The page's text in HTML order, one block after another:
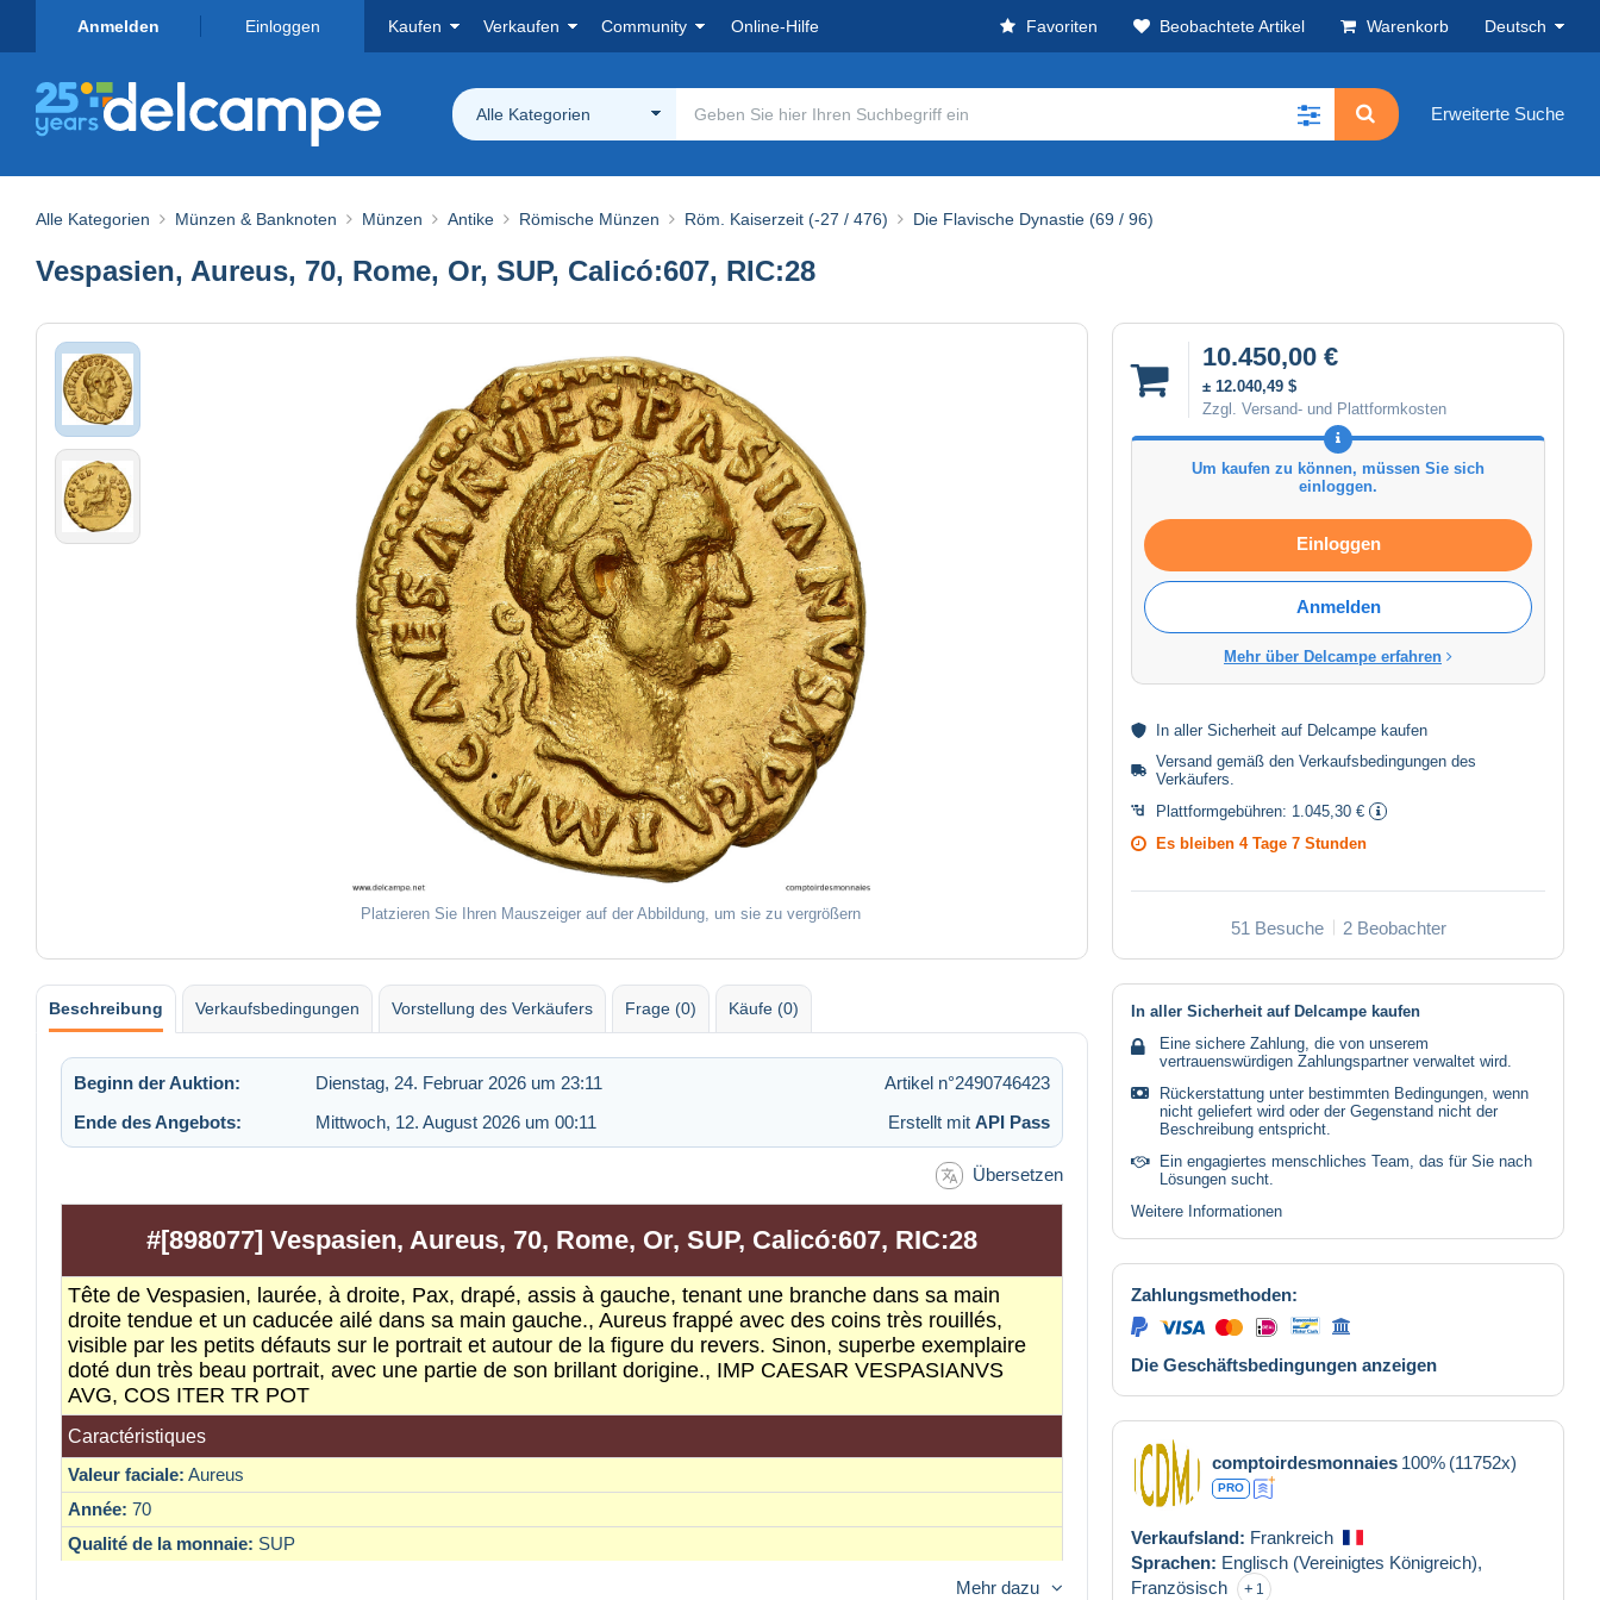
Anmelden Einloggen Kaufen Verkaufen Community Online-Hilfe Favoriten Beobachtete Artikel Warenkorb Deutsch
Alle Kategorien Erweiterte Suche
Alle Kategorien Münzen & Banknoten Münzen Antike Römische Münzen Röm. Kaiserzeit (-27 / 476) Die Flavische Dynastie (69 / 96)
Vespasien, Aureus, 70, Rome, Or, SUP, Calicó:607, RIC:28
Platzieren Sie Ihren Mauszeiger auf der Abbildung, um sie zu vergrößern
10.450,00 €
± 12.040,49 $
Zzgl. Versand- und Plattformkosten
Um kaufen zu können, müssen Sie sich
einloggen.
Einloggen
Anmelden
Mehr über Delcampe erfahren
In aller Sicherheit auf Delcampe kaufen
Versand gemäß den Verkaufsbedingungen des
Verkäufers
Plattformgebühren: 1.045,30 €
Es bleiben 4 Tage 7 Stunden
51 Besuche 2 Beobachter
Beschreibung Verkaufsbedingungen Vorstellung des Verkäufers Frage (0) Käufe (0)
Beginn der Auktion: Dienstag, 24. Februar 2026 um 23:11
Artikel n°2490746423
Ende des Angebots:
Mittwoch, 12. August 2026 um 00:11 Erstellt mit API Pass
Übersetzen
#[898077] Vespasien, Aureus, 70, Rome, Or, SUP, Calicó:607, RIC:28
Tête de Vespasien, laurée, à droite, Pax, drapé, assis à gauche, tenant une branche dans sa main
droite tendue et un caducée ailé dans sa main gauche., Aureus frappé avec des coins très rouillés,
visible par les petits défauts sur le portrait et autour de la figure du revers. Sinon, superbe exemplaire
doté dun très beau portrait, avec une partie de son brillant dorigine., IMP CAESAR VESPASIANVS
AVG, COS ITER TR POT
Caractéristiques
Valeur faciale: Aureus
Année: 70
Qualité de la monnaie: SUP
Mehr dazu
In aller Sicherheit auf Delcampe kaufen
Eine sichere Zahlung, die von unserem
vertrauenswürdigen Zahlungspartner verwaltet wird.
Rückerstattung unter bestimmten Bedingungen, wenn
nicht geliefert wird oder der Gegenstand nicht der
Beschreibung entspricht.
Ein engagiertes menschliches Team, das für Sie nach
Lösungen sucht.
Weitere Informationen
Zahlungsmethoden:
Die Geschäftsbedingungen anzeigen
comptoirdesmonnaies 100% (11752x)
PRO
Verkaufsland: Frankreich
Sprachen: Englisch (Vereinigtes Königreich),
Französisch
1